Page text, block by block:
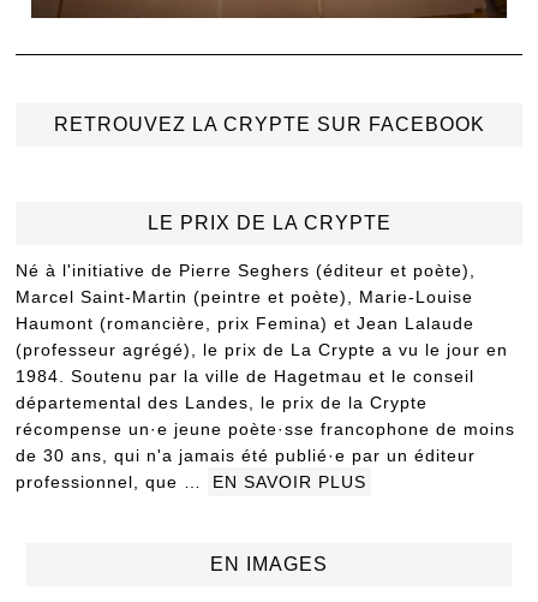
RETROUVEZ LA CRYPTE SUR FACEBOOK
LE PRIX DE LA CRYPTE
Né à l'initiative de Pierre Seghers (éditeur et poète),
Marcel Saint-Martin (peintre et poète), Marie-Louise
Haumont (romancière, prix Femina) et Jean Lalaude
(professeur agrégé), le prix de La Crypte a vu le jour en
1984. Soutenu par la ville de Hagetmau et le conseil
départemental des Landes, le prix de la Crypte
récompense un·e jeune poète·sse francophone de moins
de 30 ans, qui n'a jamais été publié·e par un éditeur
professionnel, que …
EN SAVOIR PLUS
EN IMAGES